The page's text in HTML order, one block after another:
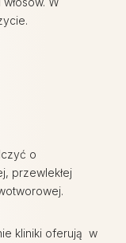
o
przewlekłej
kliniki oferują w